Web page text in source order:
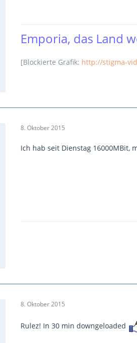
Emporia, das Land
[Blockierte Grafik: http://stigma-
8. Oktober 2015
Ich hab seit Dienstag 16000MBit,
8. Oktober 2015
Rulez! In 30 min downgeloaded